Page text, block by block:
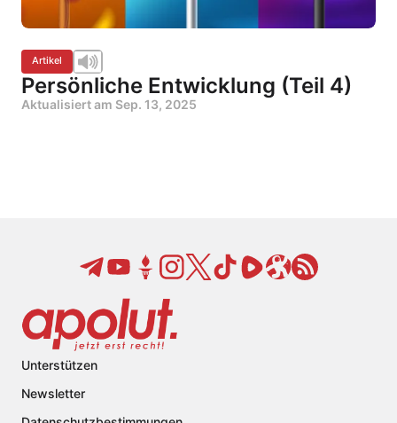
Artikel
Persönliche Entwicklung (Teil 4)
Aktualisiert am Sep. 13, 2025
Unterstützen
Newsletter